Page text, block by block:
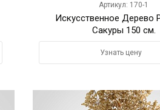
Артикул: 170-1
Искусственное Дерево
Сакуры 150 см.
Узнать цену